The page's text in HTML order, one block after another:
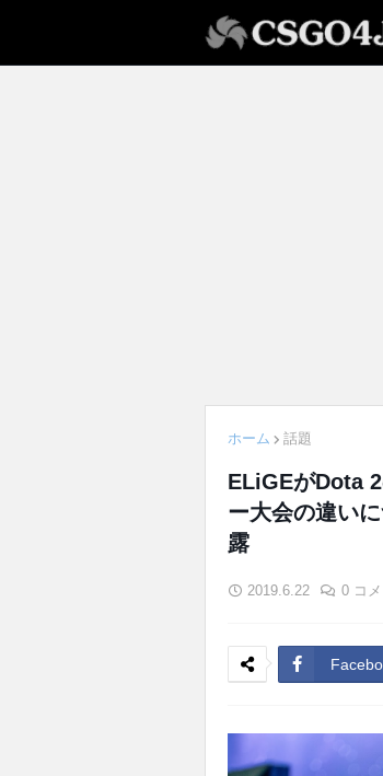
ホーム 話題
ELiGEがDota
ー大会の違い
露
2019.6.22 0 コメ